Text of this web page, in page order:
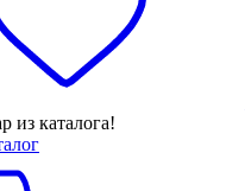
из каталога!